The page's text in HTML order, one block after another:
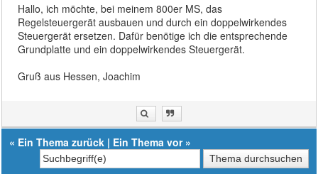
Hallo, ich möchte, bei meinem 800er MS, das
Regelsteuergerät ausbauen und durch ein doppelwirkendes
Steuergerät ersetzen. Dafür benötige ich die entsprechende
Grundplatte und ein doppelwirkendes Steuergerät.
Gruß aus Hessen, Joachim
« Ein Thema zurück | Ein Thema vor»